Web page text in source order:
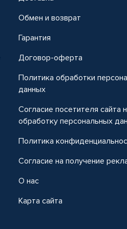
Обмен и возврат
Гарантия
Договор-оферта
Политика обработки
данных
Согласие посетителя сайта
обработку персональных
Политика
Согласие на получение
О нас
Карта сайта